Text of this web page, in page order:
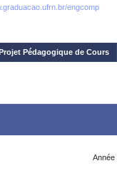
engcomp
Pédagogique de Cours
Année